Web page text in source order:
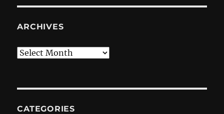
ARCHIVES
Archives
CATEGORIES